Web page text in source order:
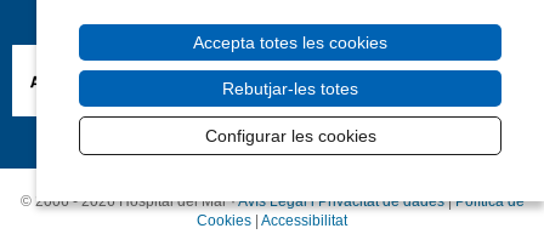
© 2006 - 2026 Hospital del Mar ·Avís Legal i Privacitat de dades|Política de
Cookies | Accessibilitat
Accepta totes les cookies
Rebutjar-les totes
Configurar les cookies